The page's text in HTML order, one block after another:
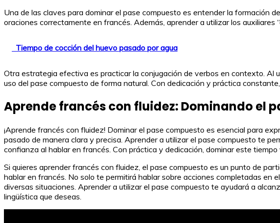
Una de las claves para dominar el pase compuesto es entender la formación
oraciones correctamente en francés. Además, aprender a utilizar los auxiliares
Tiempo de cocción del huevo pasado por agua
Otra estrategia efectiva es practicar la conjugación de verbos en contexto. Al
uso del pase compuesto de forma natural. Con dedicación y práctica
Aprende francés con fluidez: Dominando el
¡Aprende francés con fluidez! Dominar el pase compuesto es esencial para
pasado de manera clara y precisa. Aprender a utilizar el pase compuesto te
confianza al hablar en francés. Con práctica y dedicación, dominar este
Si quieres aprender francés con fluidez, el pase compuesto es un punto de
hablar en francés. No solo te permitirá hablar sobre acciones completadas
diversas situaciones. Aprender a utilizar el pase compuesto te ayudará a
lingüística que deseas.